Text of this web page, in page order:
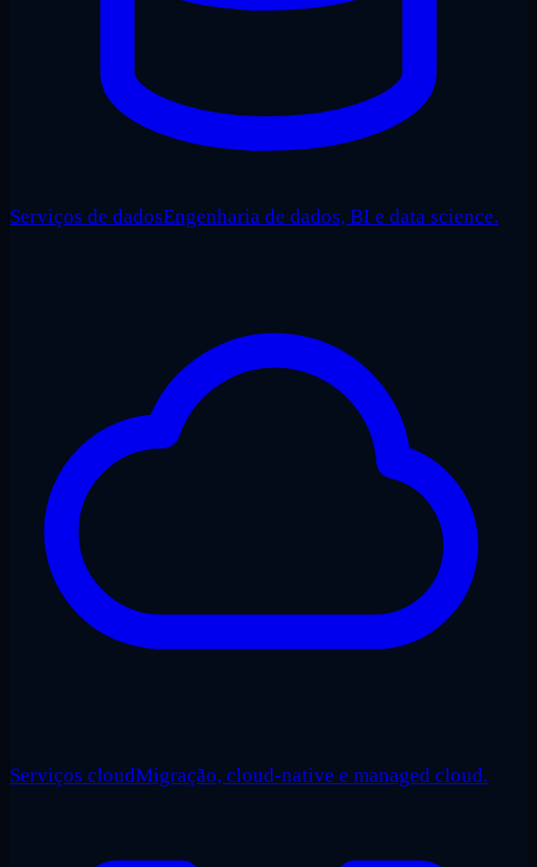
Serviços de dadosEngenharia de dados, BI e data science.
Serviços cloudMigração, cloud-native e managed cloud.